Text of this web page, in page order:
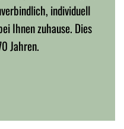
individuell
Ihnen zuhause. Dies
Jahren.